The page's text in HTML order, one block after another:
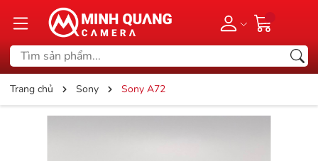
Trang chủ Sony Sony A72